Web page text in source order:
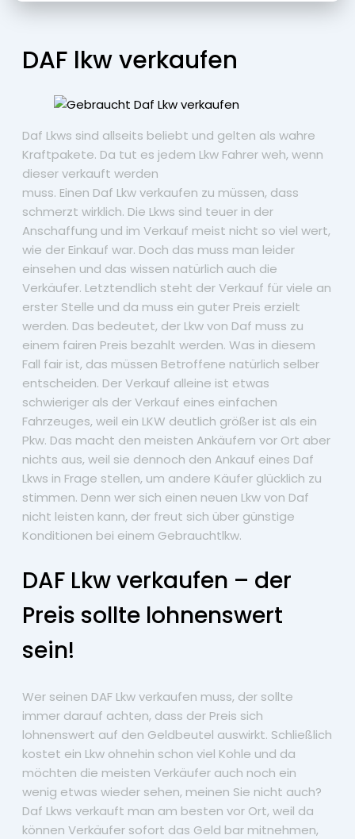
DAF lkw verkaufen
Daf Lkws sind allseits beliebt und gelten als wahre
Kraftpakete. Da tut es jedem Lkw Fahrer weh, wenn
dieser verkauft werden
muss. Einen Daf Lkw verkaufen zu müssen, dass
schmerzt wirklich. Die Lkws sind teuer in der
Anschaffung und im Verkauf meist nicht so viel wert,
wie der Einkauf war. Doch das muss man leider
einsehen und das wissen natürlich auch die
Verkäufer. Letztendlich steht der Verkauf für viele an
erster Stelle und da muss ein guter Preis erzielt
werden. Das bedeutet, der Lkw von Daf muss zu
einem fairen Preis bezahlt werden. Was in diesem
Fall fair ist, das müssen Betroffene natürlich selber
entscheiden. Der Verkauf alleine ist etwas
schwieriger als der Verkauf eines einfachen
Fahrzeuges, weil ein LKW deutlich größer ist als ein
Pkw. Das macht den meisten Ankäufern vor Ort aber
nichts aus, weil sie dennoch den Ankauf eines Daf
Lkws in Frage stellen, um andere Käufer glücklich zu
stimmen. Denn wer sich einen neuen Lkw von Daf
nicht leisten kann, der freut sich über günstige
Konditionen bei einem Gebrauchtlkw.
DAF Lkw verkaufen – der
Preis sollte lohnenswert
sein!
Wer seinen DAF Lkw verkaufen muss, der sollte
immer darauf achten, dass der Preis sich
lohnenswert auf den Geldbeutel auswirkt. Schließlich
kostet ein Lkw ohnehin schon viel Kohle und da
möchten die meisten Verkäufer auch noch ein
wenig etwas wieder sehen, meinen Sie nicht auch?
Daf Lkws verkauft man am besten vor Ort, weil da
können Verkäufer sofort das Geld bar mitnehmen,